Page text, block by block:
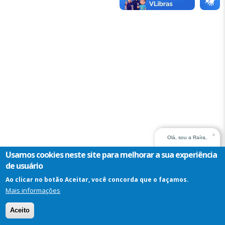
Olá, sou a Raíra,
assistente virtual do
TRT14. Em que posso
x
Usamos cookies neste site para melhorar a sua experiência
de usuário
Ao clicar no botão Aceitar, você concorda que o façamos.
Mais informações
Aceito